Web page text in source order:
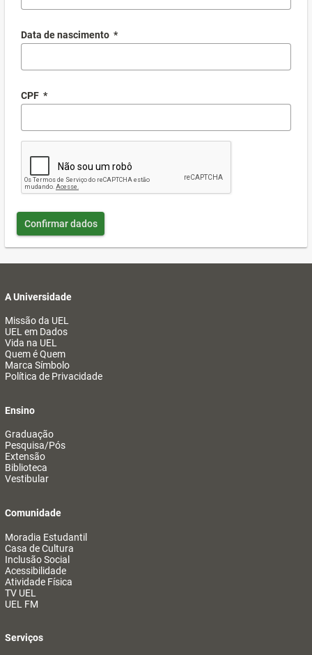
Data de nascimento *
CPF *
Confirmar dados
A Universidade
Missão da UEL
UEL em Dados
Vida na UEL
Quem é Quem
Marca Símbolo
Política de Privacidade
Ensino
Graduação
Pesquisa/Pós
Extensão
Biblioteca
Vestibular
Comunidade
Moradia Estudantil
Casa de Cultura
Inclusão Social
Acessibilidade
Atividade Física
TV UEL
UEL FM
Serviços